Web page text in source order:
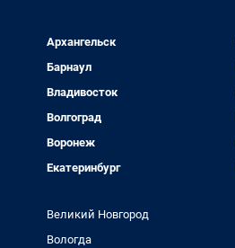
Архангельск
Барнаул
Владивосток
Волгоград
Воронеж
Екатеринбург
Великий Новгород
Вологда